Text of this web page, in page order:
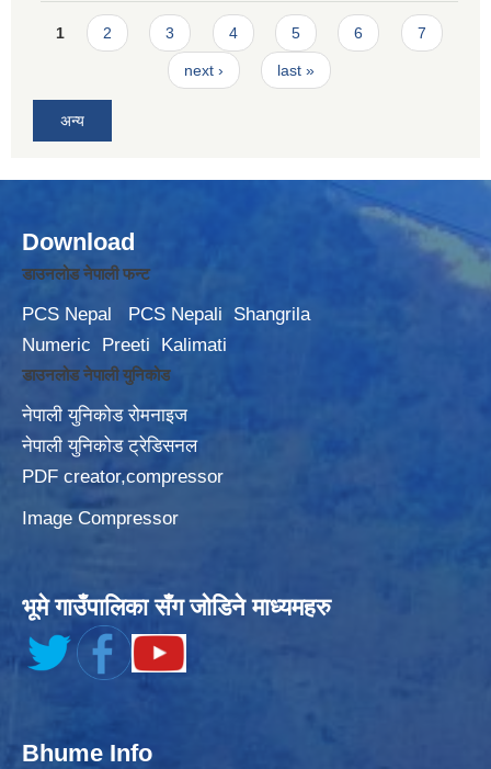
Pages
1 2 3 4 5 6 7
next › last »
अन्य
Download
डाउनलोड नेपाली फन्ट
PCS Nepal PCS Nepali
Shangrila
Numeric
Preeti Kalimati
डाउनलोड नेपाली युनिकोड
नेपाली युनिकोड रोमनाइज
नेपाली युनिकोड ट्रेडिसनल
PDF creator,compressor
Image Compressor
भूमे गाउँपालिका सँग जोडिने माध्यमहरु
Bhume Info